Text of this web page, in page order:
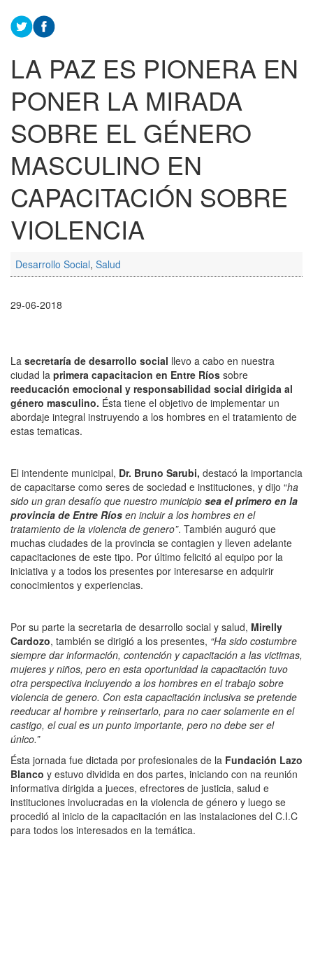
LA PAZ ES PIONERA EN
PONER LA MIRADA
SOBRE EL GÉNERO
MASCULINO EN
CAPACITACIÓN SOBRE
VIOLENCIA
Desarrollo Social, Salud
29-06-2018
La secretaría de desarrollo social llevo a cabo en nuestra
ciudad la primera capacitacion en Entre Ríos sobre
reeducación emocional y responsabilidad social dirigida al
género masculino. Ésta tiene el objetivo de implementar un
abordaje integral instruyendo a los hombres en el tratamiento de
estas tematicas.
El intendente municipal, Dr. Bruno Sarubi, destacó la importancia
de capacitarse como seres de sociedad e instituciones, y dijo “ha
sido un gran desafío que nuestro municipio sea el primero en la
provincia de Entre Ríos en incluir a los hombres en el
tratamiento de la violencia de genero”. También auguró que
muchas ciudades de la provincia se contagien y lleven adelante
capacitaciones de este tipo. Por último felicitó al equipo por la
iniciativa y a todos los presentes por interesarse en adquirir
conocimientos y experiencias.
Por su parte la secretaria de desarrollo social y salud, Mirelly
Cardozo, también se dirigió a los presentes, “Ha sido costumbre
siempre dar información, contención y capacitación a las victimas,
mujeres y niños, pero en esta oportunidad la capacitación tuvo
otra perspectiva incluyendo a los hombres en el trabajo sobre
violencia de genero. Con esta capacitación inclusiva se pretende
reeducar al hombre y reinsertarlo, para no caer solamente en el
castigo, el cual es un punto importante, pero no debe ser el
único.”
Ésta jornada fue dictada por profesionales de la Fundación Lazo
Blanco y estuvo dividida en dos partes, iniciando con na reunión
informativa dirigida a jueces, efrectores de justicia, salud e
instituciones involucradas en la violencia de género y luego se
procedió al inicio de la capacitación en las instalaciones del C.I.C
para todos los interesados en la temática.